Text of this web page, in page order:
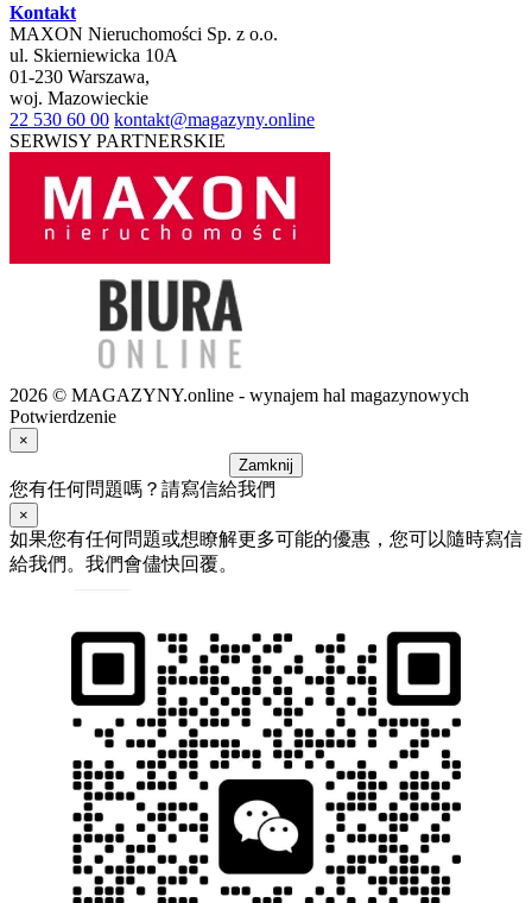
Kontakt
MAXON Nieruchomości Sp. z o.o.
ul. Skierniewicka 10A
01-230 Warszawa,
woj. Mazowieckie
22 530 60 00 kontakt@magazyny.online
SERWISY PARTNERSKIE
2026 © MAGAZYNY.online - wynajem hal magazynowych
Potwierdzenie
×
Zamknij
您有任何問題嗎？請寫信給我們
×
如果您有任何問題或想瞭解更多可能的優惠，您可以隨時寫信
給我們。我們會儘快回覆。